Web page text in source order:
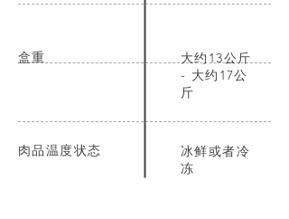
盒重
大约13公斤
- 大约17公
斤
肉品温度状态
冰鲜或者冷
冻